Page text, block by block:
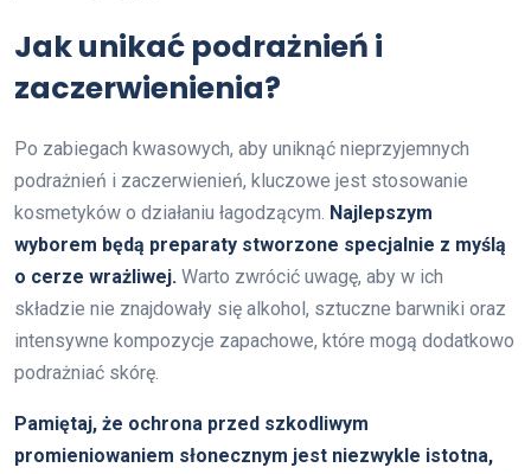
Jak unikać podrażnień i
zaczerwienienia?
Po zabiegach kwasowych, aby uniknąć nieprzyjemnych
podrażnień i zaczerwienień, kluczowe jest stosowanie
kosmetyków o działaniu łagodzącym. Najlepszym
wyborem będą preparaty stworzone specjalnie z myślą
o cerze wrażliwej. Warto zwrócić uwagę, aby w ich
składzie nie znajdowały się alkohol, sztuczne barwniki oraz
intensywne kompozycje zapachowe, które mogą dodatkowo
podrażniać skórę.
Pamiętaj, że ochrona przed szkodliwym
promieniowaniem słonecznym jest niezwykle istotna,